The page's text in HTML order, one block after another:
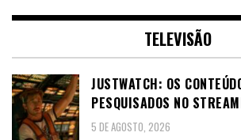
TELEVISÃO
JUSTWATCH: OS
PESQUISADOS NO
5 DE AGOSTO, 2026